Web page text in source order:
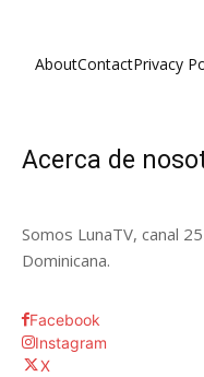
AboutContactPrivacy
Acerca de
Somos LunaTV, canal
Dominicana.
Facebook
Instagram
X